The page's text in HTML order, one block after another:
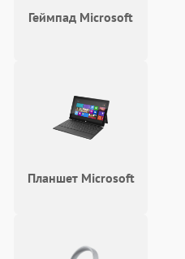
Геймпад Microsoft
Планшет Microsoft